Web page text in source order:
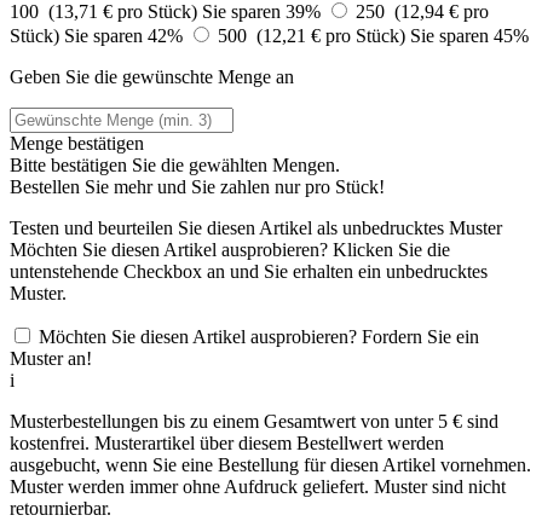
100 (13,71 € pro Stück) Sie sparen 39%
250 (12,94 € pro
Stück) Sie sparen 42% 500 (12,21 € pro Stück) Sie sparen 45%
Geben Sie die gewünschte Menge an
Menge bestätigen
Bitte bestätigen Sie die gewählten Mengen.
Bestellen Sie mehr und Sie zahlen nurpro Stück!
Testen und beurteilen Sie diesen Artikel als unbedrucktes Muster
Möchten Sie diesen Artikel ausprobieren? Klicken Sie die
untenstehende Checkbox an und Sie erhalten ein unbedrucktes
Muster.
Möchten Sie diesen Artikel ausprobieren? Fordern Sie ein
Muster an!
i
Musterbestellungen bis zu einem Gesamtwert von unter 5 € sind
kostenfrei. Musterartikel über diesem Bestellwert werden
ausgebucht, wenn Sie eine Bestellung für diesen Artikel vornehmen.
Muster werden immer ohne Aufdruck geliefert. Muster sind nicht
retournierbar.